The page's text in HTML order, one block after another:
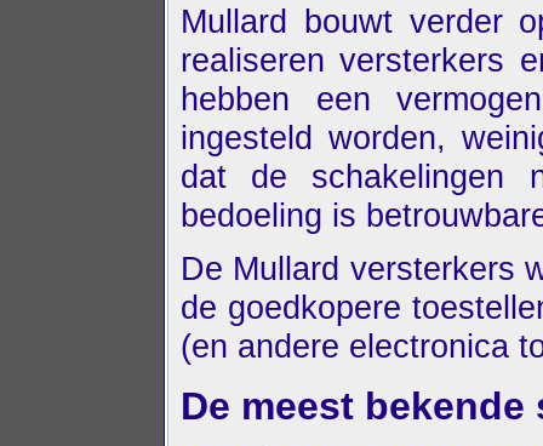
Mullard bouwt verder
realiseren versterkers
hebben een
ingesteld worden,
dat de schakelingen
bedoeling is
De Mullard versterkers
de goedkopere
(en andere electronica
De meest